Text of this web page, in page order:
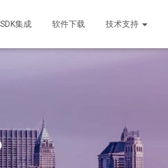
SDK集成 软件下载 技术支持